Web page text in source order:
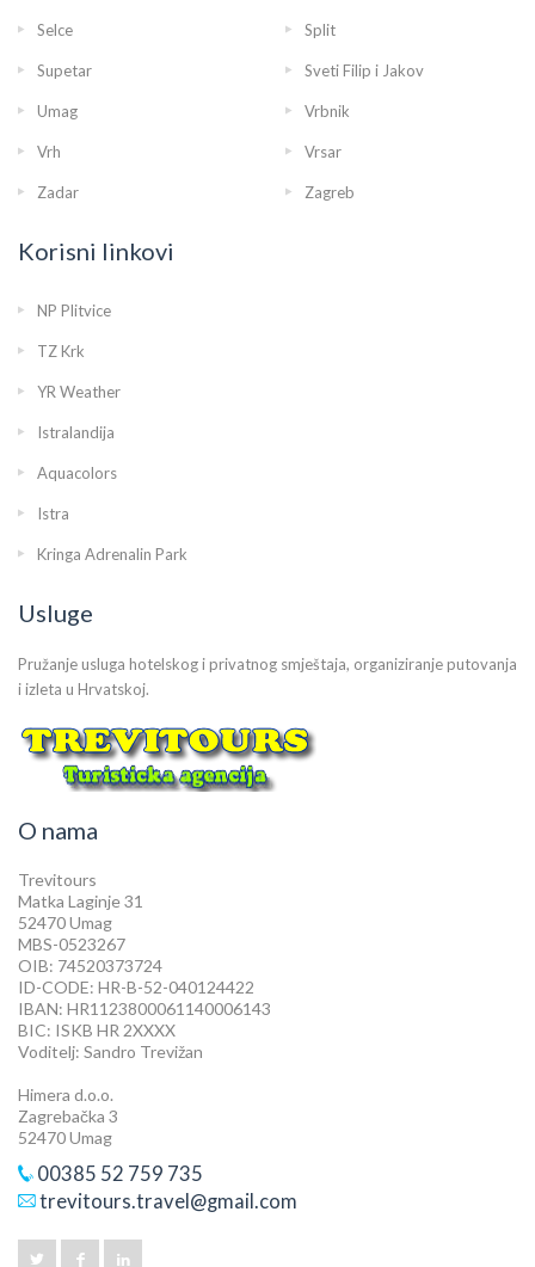
Selce Split
Supetar Sveti Filip i Jakov
Umag Vrbnik
Vrh Vrsar
Zadar Zagreb
Korisni linkovi
NP Plitvice
TZ Krk
YR Weather
Istralandija
Aquacolors
Istra
Kringa Adrenalin Park
Usluge
Pružanje usluga hotelskog i privatnog smještaja, organiziranje putovanja
i izleta u Hrvatskoj.
O nama
Trevitours
Matka Laginje 31
52470 Umag
MBS-0523267
OIB: 74520373724
ID-CODE: HR-B-52-040124422
IBAN: HR1123800061140006143
BIC: ISKB HR 2XXXX
Voditelj: Sandro Trevižan
Himera d.o.o.
Zagrebačka 3
52470 Umag
00385 52 759 735
trevitours.travel@gmail.com